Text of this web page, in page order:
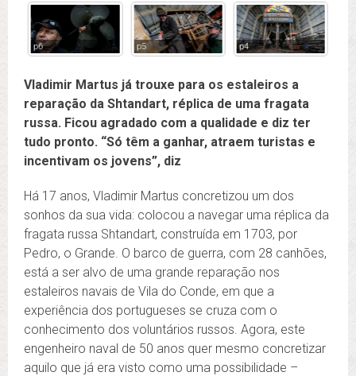
p6 p5 p4
Vladimir Martus já trouxe para os estaleiros a
reparação da Shtandart, réplica de uma fragata
russa. Ficou agradado com a qualidade e diz ter
tudo pronto. “Só têm a ganhar, atraem turistas e
incentivam os jovens”, diz
Há 17 anos, Vladimir Martus concretizou um dos
sonhos da sua vida: colocou a navegar uma réplica da
fragata russa Shtandart, construída em 1703, por
Pedro, o Grande. O barco de guerra, com 28 canhões,
está a ser alvo de uma grande reparação nos
estaleiros navais de Vila do Conde, em que a
experiência dos portugueses se cruza com o
conhecimento dos voluntários russos. Agora, este
engenheiro naval de 50 anos quer mesmo concretizar
aquilo que já era visto como uma possibilidade –